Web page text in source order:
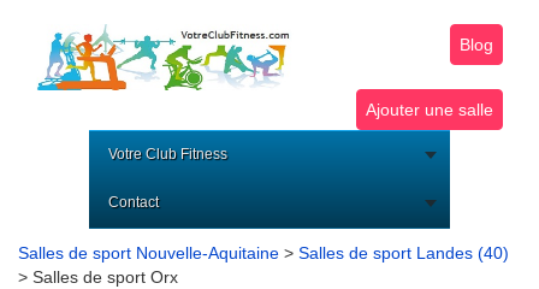
Blog
Ajouter une salle
Votre Club Fitness
Contact
Salles de sport Nouvelle-Aquitaine > Salles de sport Landes (40)
> Salles de sport Orx